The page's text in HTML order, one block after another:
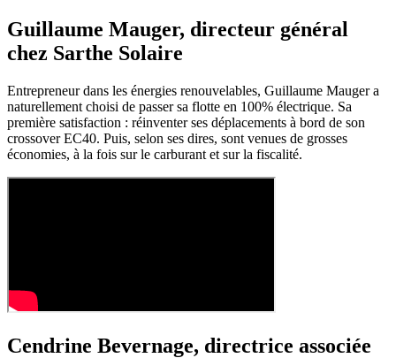
Guillaume Mauger, directeur général
chez Sarthe Solaire
Entrepreneur dans les énergies renouvelables, Guillaume Mauger a
naturellement choisi de passer sa flotte en 100% électrique. Sa
première satisfaction : réinventer ses déplacements à bord de son
crossover EC40. Puis, selon ses dires, sont venues de grosses
économies, à la fois sur le carburant et sur la fiscalité.
Cendrine Bevernage, directrice associée